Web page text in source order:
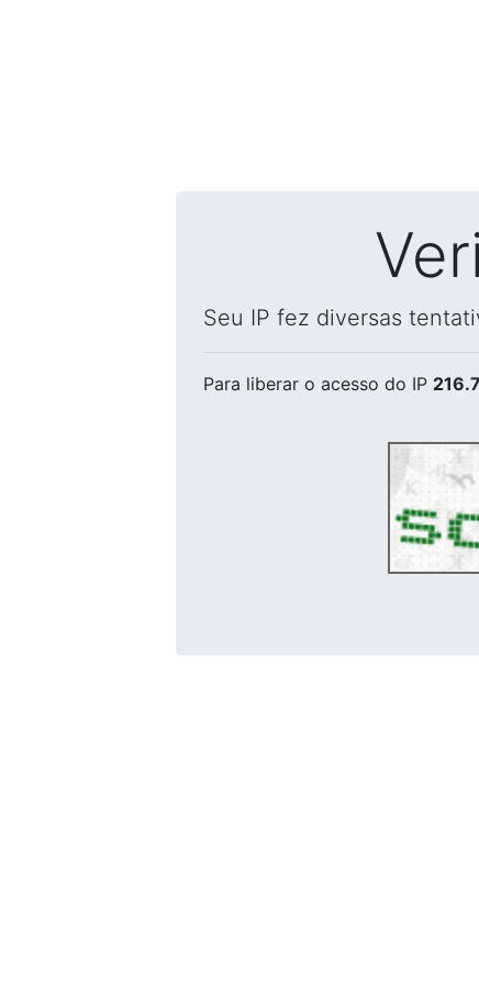
Seu IP fez diversas
Para liberar o acesso do IP